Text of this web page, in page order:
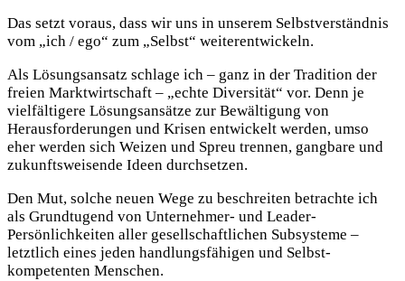
Das setzt voraus, dass wir uns in unserem Selbstverständnis
vom „ich / ego“ zum „Selbst“ weiterentwickeln.
Als Lösungsansatz schlage ich – ganz in der Tradition der
freien Marktwirtschaft – „echte Diversität“ vor. Denn je
vielfältigere Lösungsansätze zur Bewältigung von
Herausforderungen und Krisen entwickelt werden, umso
eher werden sich Weizen und Spreu trennen, gangbare und
zukunftsweisende Ideen durchsetzen.
Den Mut, solche neuen Wege zu beschreiten betrachte ich
als Grundtugend von Unternehmer- und Leader-
Persönlichkeiten aller gesellschaftlichen Subsysteme –
letztlich eines jeden handlungsfähigen und Selbst-
kompetenten Menschen.